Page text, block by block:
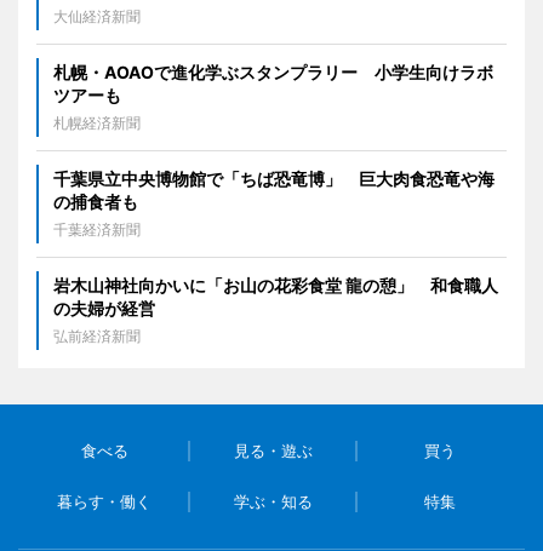
大仙経済新聞
札幌・AOAOで進化学ぶスタンプラリー 小学生向けラボ
ツアーも
札幌経済新聞
千葉県立中央博物館で「ちば恐竜博」 巨大肉食恐竜や海
の捕食者も
千葉経済新聞
岩木山神社向かいに「お山の花彩食堂 龍の憩」 和食職人
の夫婦が経営
弘前経済新聞
食べる 見る・遊ぶ 買う
暮らす・働く 学ぶ・知る 特集